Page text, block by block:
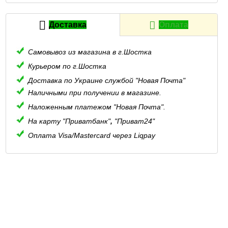
Доставка Оплата
Самовывоз из магазина в г.Шостка
Курьером по г.Шостка
Доставка по Украине службой "Новая Почта"
Наличными при получении в магазине.
Наложенным платежом "Новая Почта".
На карту "Приватбанк", "Приват24"
Оплата Visa/Mastercard через Liqpay